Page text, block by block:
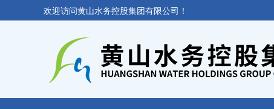
欢迎访问黄山水务控股集团有限公司！